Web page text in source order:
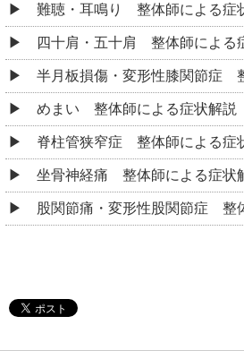
難聴・耳鳴り 整体師による症
四十肩・五十肩 整体師による
半月板損傷・変形性膝関節症
めまい 整体師による症状解説
脊柱管狭窄症 整体師による症
坐骨神経痛 整体師による症状
股関節痛・変形性股関節症 整